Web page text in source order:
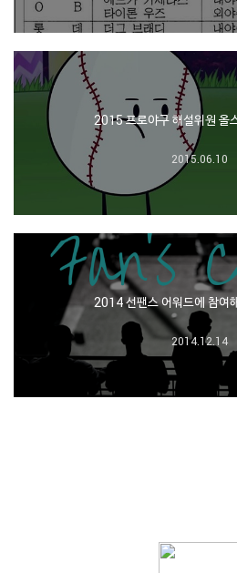
2015 프로야구 해설위원 올
2015.06.10
2014 선팬스 어워드에 참여
2014.12.14